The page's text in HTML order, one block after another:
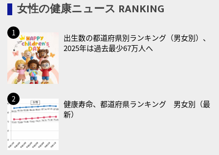
2026/08/17(月)
2026/08/18(火)
・防犯の日
2026/08/19(水)
・食育の日
2026/08/21(金)
・治療アプリの日
・献血の日
女性の健康ニュース RANKING
出生数の都道府県別ランキング（男女別）、
2025年は過去最少67万人へ
健康寿命、都道府県ランキング 男女別（最
新）